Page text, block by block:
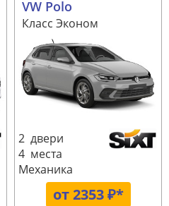
VW Polo
Класс Эконом
от 2353 ₽*
2 двери
4 места
Механика